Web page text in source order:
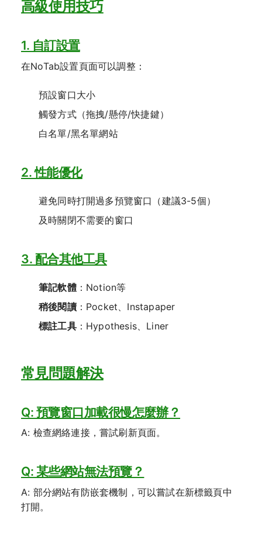
高級使用技巧
1. 自訂設置
在NoTab設置頁面可以調整：
預設窗口大小
觸發方式（拖拽/懸停/快捷鍵）
白名單/黑名單網站
2. 性能優化
避免同時打開過多預覽窗口（建議3-5個）
及時關閉不需要的窗口
3. 配合其他工具
筆記軟體：Notion等
稍後閱讀：Pocket、Instapaper
標註工具：Hypothesis、Liner
常見問題解決
Q: 預覽窗口加載很慢怎麼辦？
A: 檢查網絡連接，嘗試刷新頁面。
Q: 某些網站無法預覽？
A: 部分網站有防嵌套機制，可以嘗試在新標籤頁中
打開。